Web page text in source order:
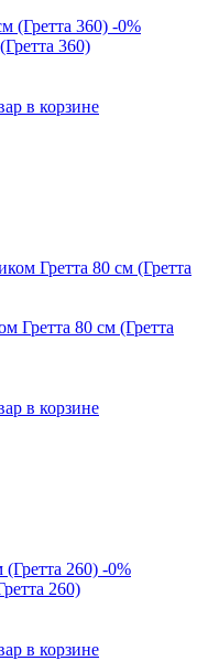
-0%
360)
в корзине
Гретта 80 см (Гретта
в корзине
-0%
260)
в корзине